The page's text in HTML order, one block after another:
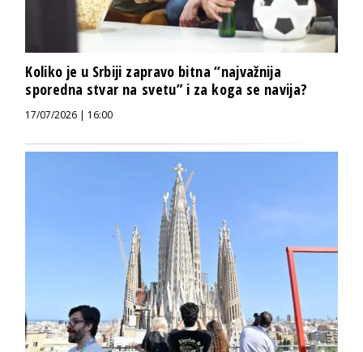
Koliko je u Srbiji zapravo bitna “najvažnija
sporedna stvar na svetu” i za koga se navija?
17/07/2026 | 16:00